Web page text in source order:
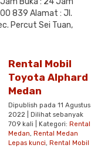
839 Alamat : Jl.
Percut Sei Tuan,
Rental Mobil
Toyota Alphard
Medan
Dipublish pada 11 Agustus
2022 | Dilihat sebanyak
709 kali | Kategori: Rental
Medan, Rental Medan
Lepas kunci, Rental Mobil